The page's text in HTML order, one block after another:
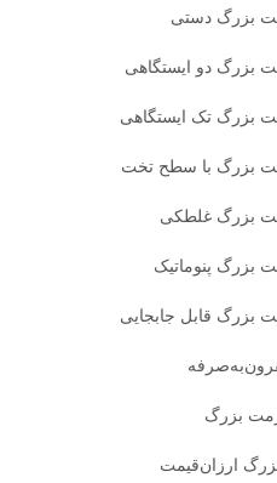
بزرگ دستی
بزرگ دو ایستگاهی
بزرگ تک ایستگاهی
بزرگ با سطح تخت
بزرگ غلطکی
بزرگ پنوماتیک
بزرگ قابل جابجایی
بزرگ
ارزان‌قیمت